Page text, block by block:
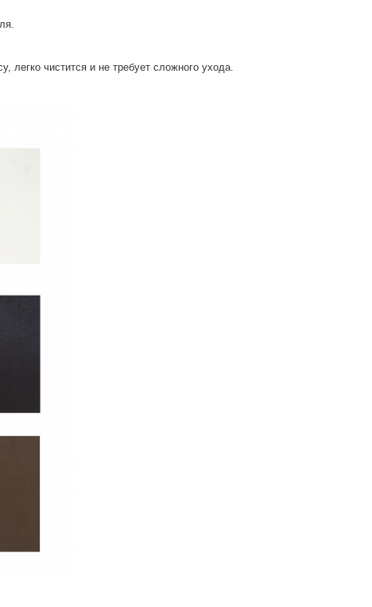
легко чистится и не требует сложного ухода.